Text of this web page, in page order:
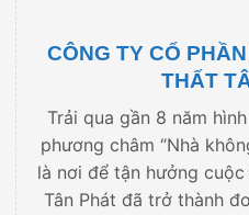
CÔNG TY CỔ
THẤT
Trải qua gần 8 năm
phương châm “Nhà
là nơi để tận hưởng
Tân Phát đã trở thành